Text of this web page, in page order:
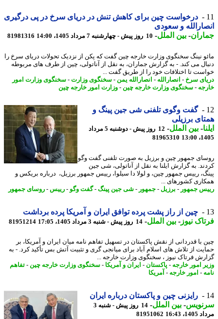
درخواست چین برای کاهش تنش در دریای سرخ در پی درگیری
و سعودی
- بین الملل-10 روز پیش - چهارشنبه 7 مرداد 1405، 14:00 81981316
نینگ سخنگوی وزارت خارجه چین گفت که پکن از نزدیک تحولات دریای سرخ را
می کند. - به گزارش جماران، به نقل از آناتولی، چین از طرف های مربوطه
تا اختلافات خود را از طریق گفت ...
سرخ-انصارالله-انصارالله یمن -سخنگوی وزارت - سخنگوی وزارت امور
-سخنگوی وزارت خارجه چین -وزارت امور خارجه چین
گفت وگوی تلفنی شی جین پینگ و
برزیلی
-بین الملل-
12 روز پیش - دوشنبه 5 مرداد
81965310
جمهور چین و برزیل به صورت تلفنی گفت وگو
به گزارش ایلنا به نقل از آناتولی، شی جین
رییس جمهور چین، و لولا دا سیلوا، رییس جمهور برزیل، درباره بریکس و
کشورهای ...
جمهور-برزیل - جمهور-شی جین پینگ -گفت وگو-رییس -روسای جمهور
چین از راز پشت پرده توافق ایران و آمریکا پرده برداشت
نیوز-بین الملل-14 روز پیش - شنبه 3 مرداد 1405، 17:05 81951214
با قدردانی از نقش پاکستان در تسهیل تفاهم نامه میان ایران و آمریکا، بر
از تلاش های اسلام آباد برای میانجی گری و تثبیت آتش بس تأکید کرد. - به
فرتاک نیوز ، سخنگوی وزارت خارجه ...
امور خارجه-پاکستان-ایران و آمریکا- سخنگوی وزارت خارجه چین -تفاهم
-امور خارجه-آمریکا
رایزنی چین و پاکستان درباره ایران
-بین الملل-
14 روز پیش - شنبه 3
16:43
81951062